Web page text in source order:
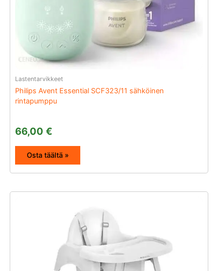
Lastentarvikkeet
Philips Avent Essential SCF323/11 sähköinen
rintapumppu
66,00 €
Osta täältä »